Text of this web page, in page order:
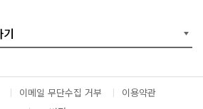
e
서
다
운
이메일 무단수집 거부
이용약관